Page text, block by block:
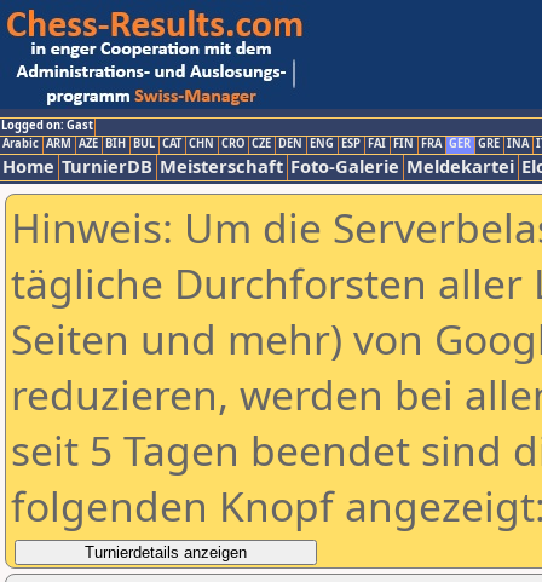
Logged on: Gast
Arabic ARM AZE BIH BUL CAT CHN CRO CZE DEN ENG ESP FAI FIN FRA GER GRE INA
Home TurnierDB Meisterschaft Foto-Galerie Meldekartei
Hinweis: Um die
tägliche Durchforsten aller
Seiten und mehr) von
reduzieren, werden bei
seit 5 Tagen beendet sind
folgenden Knopf